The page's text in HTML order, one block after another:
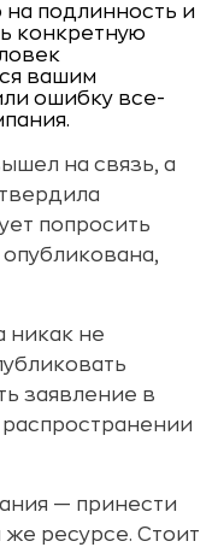
подлинность и
конкретную
вашим
ошибку все-
на связь, а
попросить
никак не
заявление в
— принести
ресурсе. Стоит